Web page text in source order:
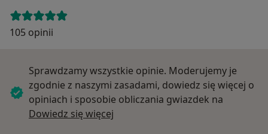
105 opinii
Sprawdzamy wszystkie opinie. Moderujemy je
zgodnie z naszymi zasadami, dowiedz się więcej o
opiniach i sposobie obliczania gwiazdek na
Dowiedz się więcej